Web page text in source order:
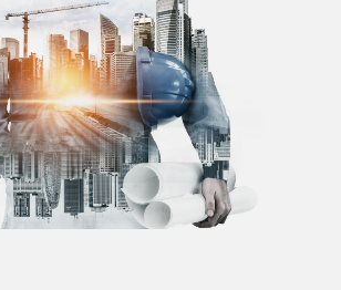
Thẻ tín dụng
Thẻ tín dụng BVBank JCB Cheer
Thẻ tín dụng
Thẻ tín dụng BVBank JCB Sense